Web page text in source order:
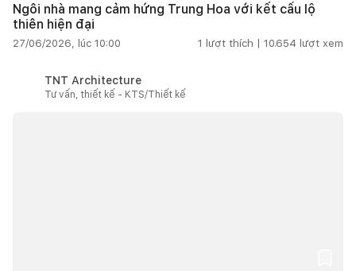
Ngôi nhà mang cảm hứng Trung Hoa với kết cấu lộ
thiên hiện đại
27/06/2026, lúc 10:00 1 lượt thích | 10.654 lượt xem
TNT Architecture
Tư vấn, thiết kế - KTS/Thiết kế